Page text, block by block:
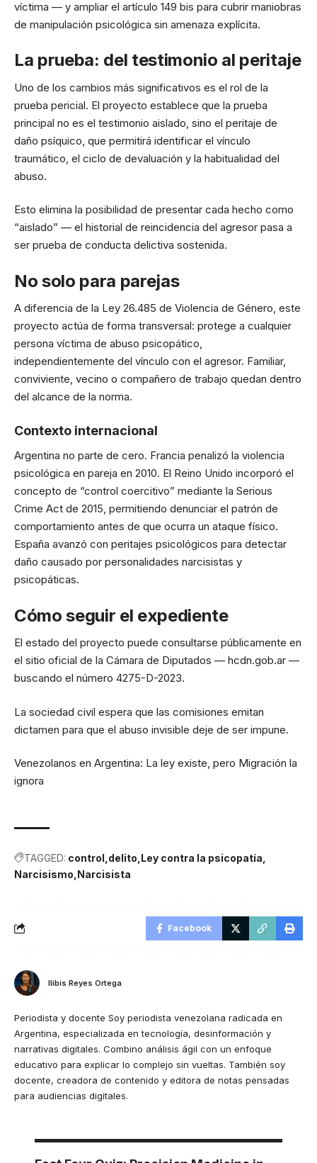
víctima — y ampliar el artículo 149 bis para cubrir maniobras
de manipulación psicológica sin amenaza explícita.
La prueba: del testimonio al peritaje
Uno de los cambios más significativos es el rol de la
prueba pericial. El proyecto establece que la prueba
principal no es el testimonio aislado, sino el peritaje de
daño psíquico, que permitirá identificar el vínculo
traumático, el ciclo de devaluación y la habitualidad del
abuso.
Esto elimina la posibilidad de presentar cada hecho como
“aislado” — el historial de reincidencia del agresor pasa a
ser prueba de conducta delictiva sostenida.
No solo para parejas
A diferencia de la Ley 26.485 de Violencia de Género, este
proyecto actúa de forma transversal: protege a cualquier
persona víctima de abuso psicopático,
independientemente del vínculo con el agresor. Familiar,
conviviente, vecino o compañero de trabajo quedan dentro
del alcance de la norma.
Contexto internacional
Argentina no parte de cero. Francia penalizó la violencia
psicológica en pareja en 2010. El Reino Unido incorporó el
concepto de “control coercitivo” mediante la Serious
Crime Act de 2015, permitiendo denunciar el patrón de
comportamiento antes de que ocurra un ataque físico.
España avanzó con peritajes psicológicos para detectar
daño causado por personalidades narcisistas y
psicopáticas.
Cómo seguir el expediente
El estado del proyecto puede consultarse públicamente en
el sitio oficial de la Cámara de Diputados — hcdn.gob.ar —
buscando el número 4275-D-2023.
La sociedad civil espera que las comisiones emitan
dictamen para que el abuso invisible deje de ser impune.
Venezolanos en Argentina: La ley existe, pero Migración la
ignora
TAGGED: control delito Ley contra la psicopatía
Narcisismo Narcisista
Facebook
Ilibis Reyes Ortega
Periodista y docente Soy periodista venezolana radicada en
Argentina, especializada en tecnología, desinformación y
narrativas digitales. Combino análisis ágil con un enfoque
educativo para explicar lo complejo sin vueltas. También soy
docente, creadora de contenido y editora de notas pensadas
para audiencias digitales.